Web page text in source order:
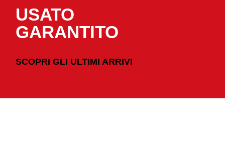
USATO
GARANTITO
SCOPRI GLI ULTIMI ARRIVI